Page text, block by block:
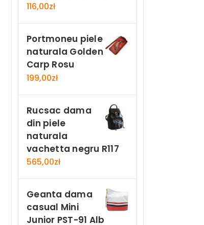
116,00zł
Portmoneu piele
naturala Golden
Carp Rosu
199,00zł
Rucsac dama
din piele
naturala
vachetta negru R117
565,00zł
Geanta dama
casual Mini
Junior PST-91 Alb